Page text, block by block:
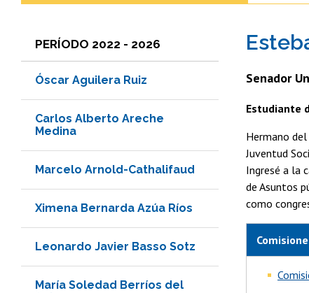
PERÍODO 2022 - 2026
Óscar Aguilera Ruiz
Carlos Alberto Areche
Medina
Marcelo Arnold-Cathalifaud
Ximena Bernarda Azúa Ríos
Leonardo Javier Basso Sotz
María Soledad Berríos del
Senador
Estudiante
Hermano
Juventud
Ingresé a la
de Asuntos
como